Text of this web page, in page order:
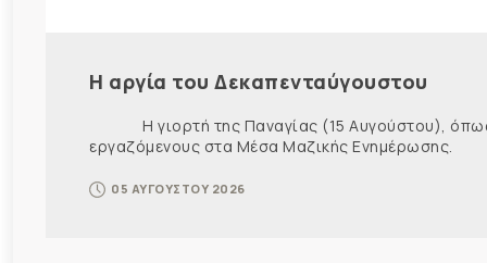
Η αργία του Δεκαπενταύγουστου
Η γιορτή της Παναγίας (15 Αυγούστου), όπως
εργαζόμενους στα Μέσα Μαζικής Ενημέρωσης.
05 ΑΥΓΟΥΣΤΟΥ 2026